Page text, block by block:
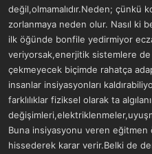
değil,olmamalıdır.Neden; çünkü
zorlanmaya neden olur. Nasıl ki
ilk öğünde bonfile yedirmiyor
veriyorsak,enerjitik sistemlere de
çekmeyecek biçimde rahatça
insanlar insiyasyonları
farklılıklar fiziksel olarak ta
Buna insiyasyonu veren
hissederek karar verir.Belki de